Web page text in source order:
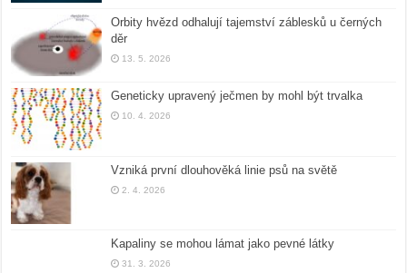
Orbity hvězd odhalují tajemství záblesků u černých
děr
13. 5. 2026
Geneticky upravený ječmen by mohl být trvalka
10. 4. 2026
Vzniká první dlouhověká linie psů na světě
2. 4. 2026
Kapaliny se mohou lámat jako pevné látky
31. 3. 2026